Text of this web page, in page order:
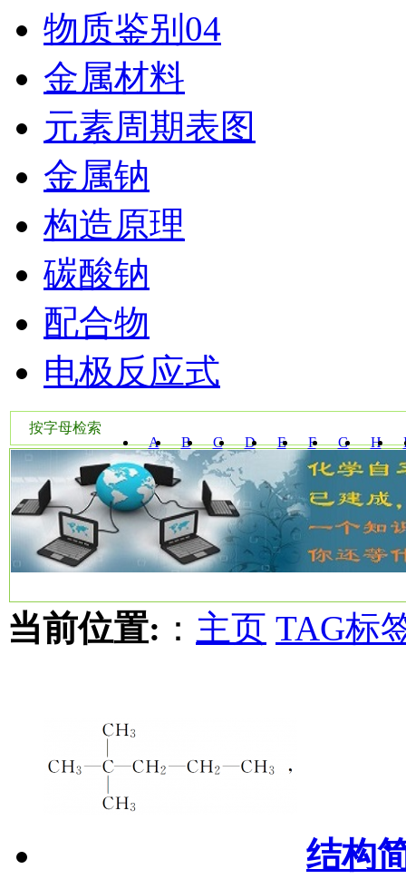
物质鉴别04
金属材料
元素周期表图
金属钠
构造原理
碳酸钠
配合物
电极反应式
按字母检索
A
B C D E F G H
W Y
当前位置: ： 主页 TAG标
结构